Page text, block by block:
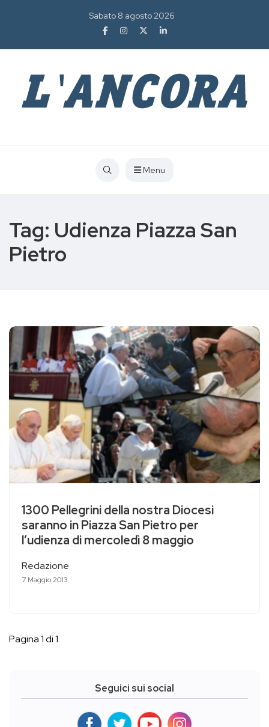
Sabato 8 agosto 2026
Menu
Tag: Udienza Piazza San
Pietro
1300 Pellegrini della nostra Diocesi
saranno in Piazza San Pietro per
l’udienza di mercoledì 8 maggio
Redazione
7 Maggio 2013
Pagina 1 di 1
Seguici sui social